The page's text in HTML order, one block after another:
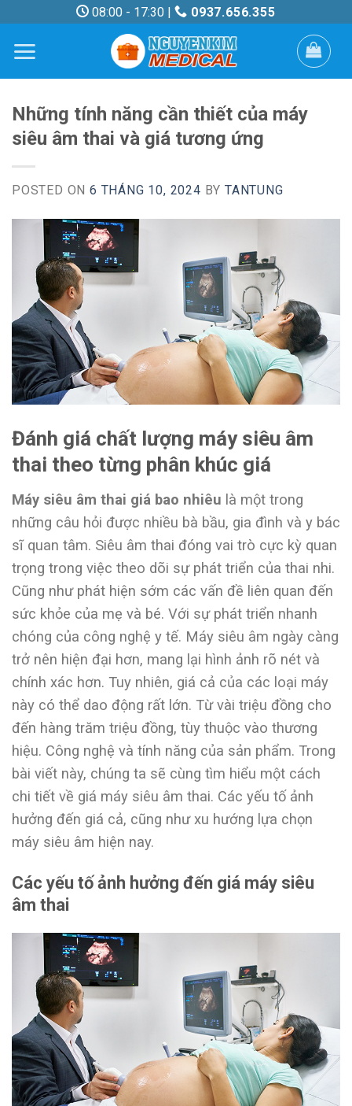
content
08:00 - 17:30 | 0937.656.355
Những tính năng cần thiết của máy
siêu âm thai và giá tương ứng
POSTED ON6 THÁNG 10, 2024 BYTANTUNG
Đánh giá chất lượng máy siêu âm
thai theo từng phân khúc giá
Máy siêu âm thai giá bao nhiêu là một trong
những câu hỏi được nhiều bà bầu, gia đình và y bác
sĩ quan tâm. Siêu âm thai đóng vai trò cực kỳ quan
trọng trong việc theo dõi sự phát triển của thai nhi.
Cũng như phát hiện sớm các vấn đề liên quan đến
sức khỏe của mẹ và bé. Với sự phát triển nhanh
chóng của công nghệ y tế. Máy siêu âm ngày càng
trở nên hiện đại hơn, mang lại hình ảnh rõ nét và
chính xác hơn. Tuy nhiên, giá cả của các loại máy
này có thể dao động rất lớn. Từ vài triệu đồng cho
đến hàng trăm triệu đồng, tùy thuộc vào thương
hiệu. Công nghệ và tính năng của sản phẩm. Trong
bài viết này, chúng ta sẽ cùng tìm hiểu một cách
chi tiết về giá máy siêu âm thai. Các yếu tố ảnh
hưởng đến giá cả, cũng như xu hướng lựa chọn
máy siêu âm hiện nay.
Các yếu tố ảnh hưởng đến giá máy siêu
âm thai